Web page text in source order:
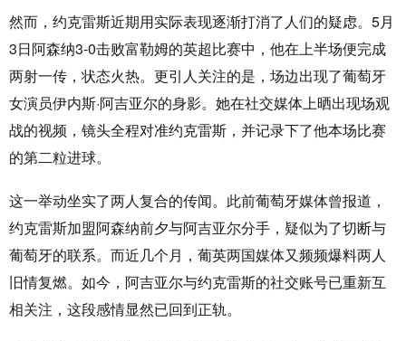
然而，约克雷斯近期用实际表现逐渐打消了人们的疑虑。5月
3日阿森纳3-0击败富勒姆的英超比赛中，他在上半场便完成
两射一传，状态火热。更引人关注的是，场边出现了葡萄牙
女演员伊内斯·阿吉亚尔的身影。她在社交媒体上晒出现场观
战的视频，镜头全程对准约克雷斯，并记录下了他本场比赛
的第二粒进球。
这一举动坐实了两人复合的传闻。此前葡萄牙媒体曾报道，
约克雷斯加盟阿森纳前夕与阿吉亚尔分手，疑似为了切断与
葡萄牙的联系。而近几个月，葡英两国媒体又频频爆料两人
旧情复燃。如今，阿吉亚尔与约克雷斯的社交账号已重新互
相关注，这段感情显然已回到正轨。